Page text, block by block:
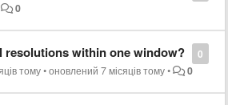
0
0
resolutions within one window?
тому•оновлений7 місяців тому• 0